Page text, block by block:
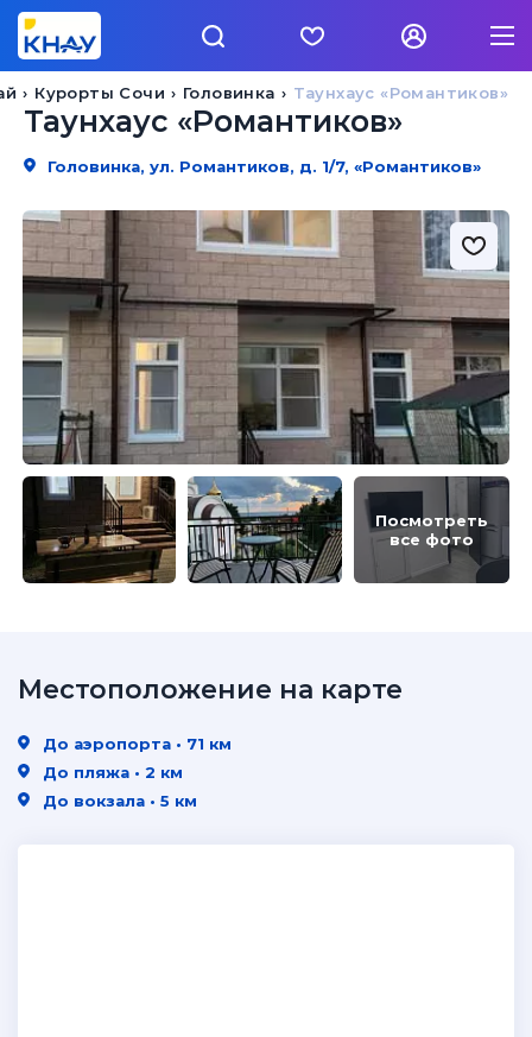
Таунхаус «Романтиков»
Головинка
Курорты Сочи
Таунхаус «Романтиков»
Головинка, ул. Романтиков, д. 1/7, «Романтиков»
Посмотреть
все фото
Местоположение на карте
До аэропорта • 71 км
До пляжа • 2 км
До вокзала • 5 км